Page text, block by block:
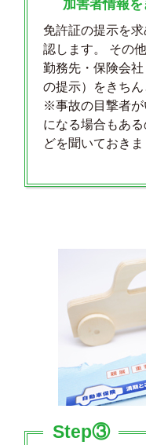
加害者情報
免許証の提示を
認します。 その
勤務先・保険会
の提示）をきちん
※事故の目撃者が
になる場合もあ
どを聞いておきま
Step③